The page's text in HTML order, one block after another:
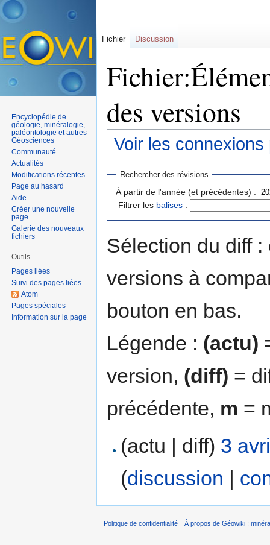
des versions
Voir les
Rechercher des révisions
À partir de l'année (et précédentes) :
Filtrer les balises :
Sélection du diff
versions à
bouton en bas.
Légende : (actu)
version, (diff) =
précédente, m =
(actu | diff) 3
(discussion |
Fichier Discussion
Encyclopédie de
géologie, minéralogie,
paléontologie et autres
Géosciences
Communauté
Actualités
Modifications récentes
Page au hasard
Aide
Créer une nouvelle
page
Galerie des nouveaux
fichiers
Outils
Pages liées
Suivi des pages liées
Atom
Pages spéciales
Information sur la page
Politique de confidentialité À propos de Géowiki :